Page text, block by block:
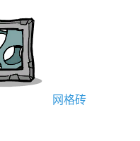
网格砖